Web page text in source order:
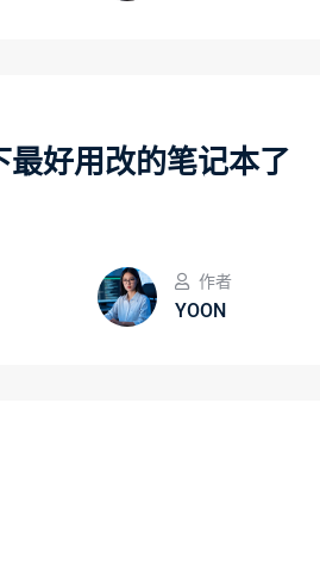
好用改的笔记本了
作者
YOON